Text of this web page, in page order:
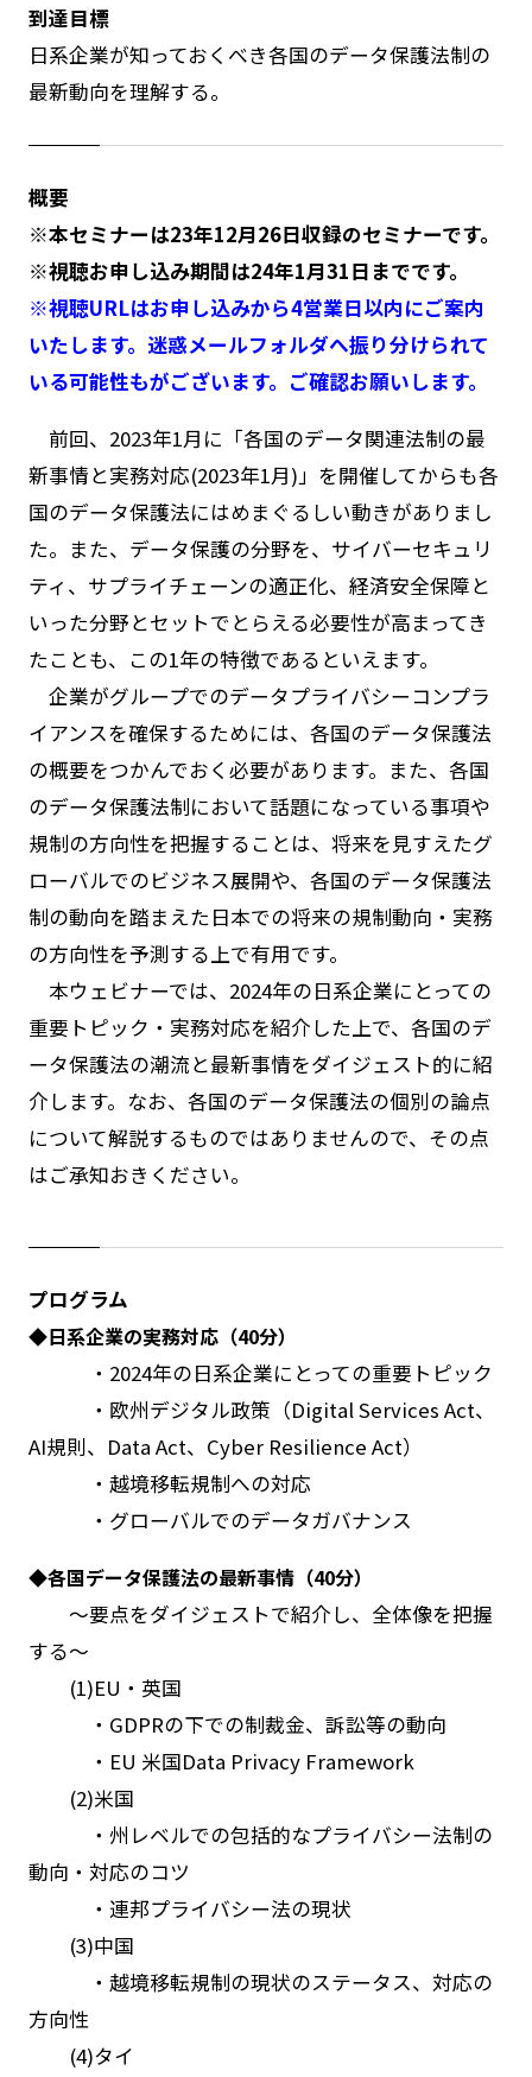
到達目標
日系企業が知っておくべき各国のデータ保護法制の
最新動向を理解する。
概要
※本セミナーは23年12月26日収録のセミナーです。
※視聴お申し込み期間は24年1月31日までです。
※視聴URLはお申し込みから4営業日以内にご案内
いたします。迷惑メールフォルダへ振り分けられて
いる可能性もがございます。ご確認お願いします。
前回、2023年1月に「各国のデータ関連法制の最
新事情と実務対応(2023年1月)」を開催してからも各
国のデータ保護法にはめまぐるしい動きがありまし
た。また、データ保護の分野を、サイバーセキュリ
ティ、サプライチェーンの適正化、経済安全保障と
いった分野とセットでとらえる必要性が高まってき
たことも、この1年の特徴であるといえます。
企業がグループでのデータプライバシーコンプラ
イアンスを確保するためには、各国のデータ保護法
の概要をつかんでおく必要があります。また、各国
のデータ保護法制において話題になっている事項や
規制の方向性を把握することは、将来を見すえたグ
ローバルでのビジネス展開や、各国のデータ保護法
制の動向を踏まえた日本での将来の規制動向・実務
の方向性を予測する上で有用です。
本ウェビナーでは、2024年の日系企業にとっての
重要トピック・実務対応を紹介した上で、各国のデ
ータ保護法の潮流と最新事情をダイジェスト的に紹
介します。なお、各国のデータ保護法の個別の論点
について解説するものではありませんので、その点
はご承知おきください。
プログラム
◆日系企業の実務対応（40分）
・2024年の日系企業にとっての重要トピック
・欧州デジタル政策（Digital Services Act、
AI規則、Data Act、Cyber Resilience Act）
・越境移転規制への対応
・グローバルでのデータガバナンス
◆各国データ保護法の最新事情（40分）
～要点をダイジェストで紹介し、全体像を把握
する～
(1)EU・英国
・GDPRの下での制裁金、訴訟等の動向
・EU 米国Data Privacy Framework
(2)米国
・州レベルでの包括的なプライバシー法制の
動向・対応のコツ
・連邦プライバシー法の現状
(3)中国
・越境移転規制の現状のステータス、対応の
方向性
(4)タイ